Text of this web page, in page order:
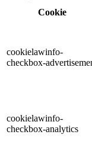
Cookie
cookielawinfo-
checkbox-
cookielawinfo-
checkbox-analytics